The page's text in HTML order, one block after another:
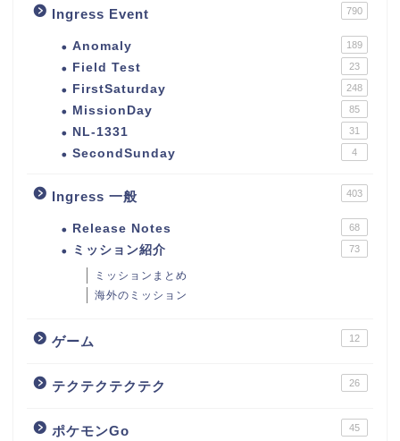
Ingress Event 790
Anomaly 189
Field Test 23
FirstSaturday 248
MissionDay 85
NL-1331 31
SecondSunday 4
Ingress 一般 403
Release Notes 68
ミッション紹介 73
ミッションまとめ
海外のミッション
ゲーム 12
テクテクテクテク 26
ポケモンGo 45